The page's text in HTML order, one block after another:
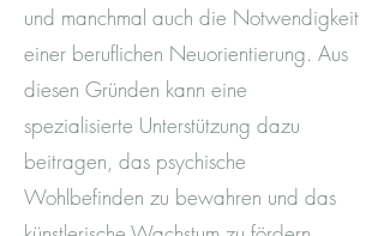
und manchmal auch die Notwendigkeit
einer beruflichen Neuorientierung. Aus
diesen Gründen kann eine
spezialisierte Unterstützung dazu
beitragen, das psychische
Wohlbefinden zu bewahren und das